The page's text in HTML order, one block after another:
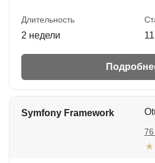
Длительность
2 недели
Symfony Framework
76